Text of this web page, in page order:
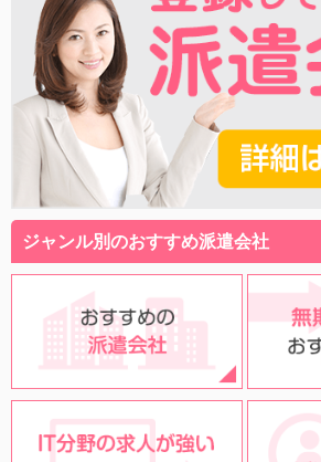
ジャンル別のおすすめ派遣会社